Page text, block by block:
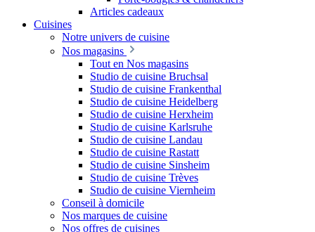
Articles cadeaux
Cuisines
Notre univers de cuisine
Nos magasins
Tout en Nos magasins
Studio de cuisine Bruchsal
Studio de cuisine Frankenthal
Studio de cuisine Heidelberg
Studio de cuisine Herxheim
Studio de cuisine Karlsruhe
Studio de cuisine Landau
Studio de cuisine Rastatt
Studio de cuisine Sinsheim
Studio de cuisine Trèves
Studio de cuisine Viernheim
Conseil à domicile
Nos marques de cuisine
Nos offres de cuisines